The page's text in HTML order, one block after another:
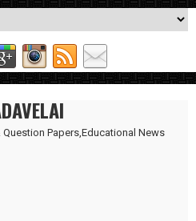
Papers,Educational News